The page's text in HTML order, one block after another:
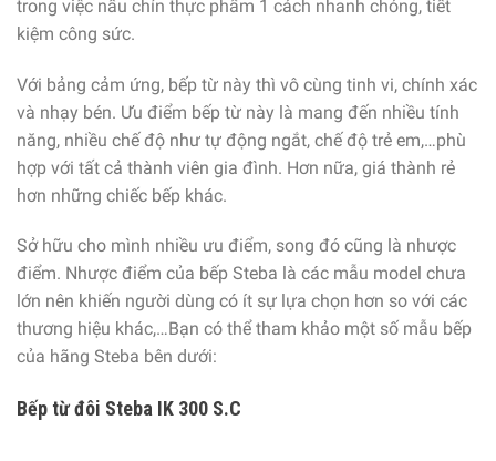
trong việc nấu chín thực phẩm 1 cách nhanh chóng, tiết
kiệm công sức.
Với bảng cảm ứng, bếp từ này thì vô cùng tinh vi, chính xác
và nhạy bén. Ưu điểm bếp từ này là mang đến nhiều tính
năng, nhiều chế độ như tự động ngắt, chế độ trẻ em,…phù
hợp với tất cả thành viên gia đình. Hơn nữa, giá thành rẻ
hơn những chiếc bếp khác.
Sở hữu cho mình nhiều ưu điểm, song đó cũng là nhược
điểm. Nhược điểm của bếp Steba là các mẫu model chưa
lớn nên khiến người dùng có ít sự lựa chọn hơn so với các
thương hiệu khác,…Bạn có thể tham khảo một số mẫu bếp
của hãng Steba bên dưới:
Bếp từ đôi Steba IK 300 S.C